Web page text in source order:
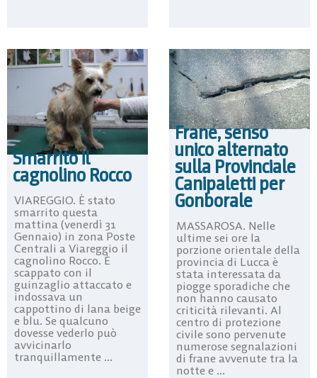
Smarrito il
cagnolino Rocco
VIAREGGIO. È stato
smarrito questa
mattina (venerdì 31
Gennaio) in zona Poste
Centrali a Viareggio il
cagnolino Rocco. È
scappato con il
guinzaglio attaccato e
indossava un
cappottino di lana beige
e blu. Se qualcuno
dovesse vederlo può
avvicinarlo
tranquillamente ...
Frane, senso
unico alternato
sulla Provinciale
Canipaletti per
Gonborale
MASSAROSA. Nelle
ultime sei ore la
porzione orientale della
provincia di Lucca è
stata interessata da
piogge sporadiche che
non hanno causato
criticità rilevanti. Al
centro di protezione
civile sono pervenute
numerose segnalazioni
di frane avvenute tra la
notte e ...